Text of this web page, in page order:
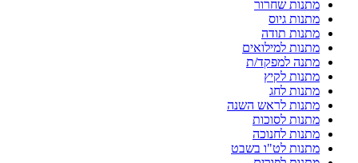
מתנות שחרור
מתנות גיוס
מתנות תודה
מתנות למילואים
מתנה למפקד/ת
מתנות לקיץ
מתנות לחג
מתנות לראש השנה
מתנות לסוכות
מתנות לחנוכה
מתנות לט"ו בשבט